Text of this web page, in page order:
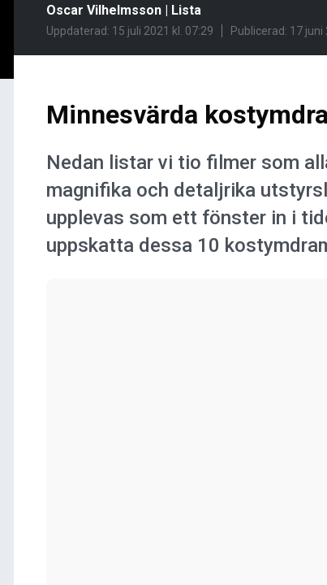
Oscar Vilhelmsson | Lista
Uppdaterad: 15 juli 2021 kl. 07:29 Publicerad: 17 juni
Minnesvärda
Nedan listar vi tio filmer som
magnifika och detaljrika
upplevas som ett fönster in i
uppskatta dessa 10